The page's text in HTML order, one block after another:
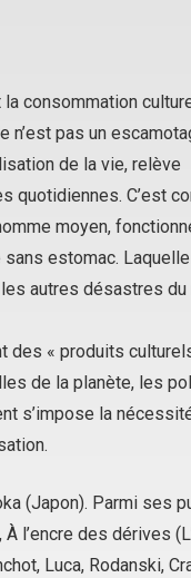
la consommation
n’est pas un
de la vie, relève
quotidiennes. C’est
moyen,
sans estomac.
autres désastres du
des « produits
de la planète, les
s’impose la
.
(Japon). Parmi ses
À l’encre des dérives
Luca, Rodanski,